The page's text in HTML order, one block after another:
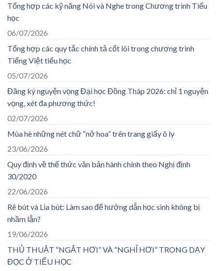
Tổng hợp các kỹ năng Nói và Nghe trong Chương trình Tiểu
học
06/07/2026
Tổng hợp các quy tắc chính tả cốt lõi trong chương trình
Tiếng Việt tiểu học
05/07/2026
Đăng ký nguyện vọng Đại học Đồng Tháp 2026: chỉ 1 nguyện
vọng, xét đa phương thức!
02/07/2026
Mùa hè những nét chữ “nở hoa” trên trang giấy ô ly
23/06/2026
Quy định về thể thức văn bản hành chính theo Nghị định
30/2020
22/06/2026
Rê bút và Lia bút: Làm sao để hướng dẫn học sinh không bị
nhầm lẫn?
19/06/2026
THỦ THUẬT “NGẮT HƠI” VÀ “NGHỈ HƠI” TRONG DẠY
ĐỌC Ở TIỂU HỌC